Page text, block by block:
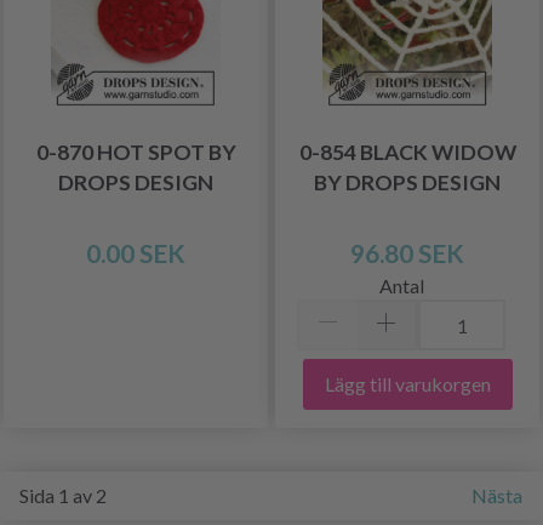
0-870 HOT SPOT BY
DROPS DESIGN
0.00 SEK
0-854 BLACK WIDOW
BY DROPS DESIGN
96.80 SEK
Antal
Lägg till varukorgen
Sida 1 av 2 Nästa